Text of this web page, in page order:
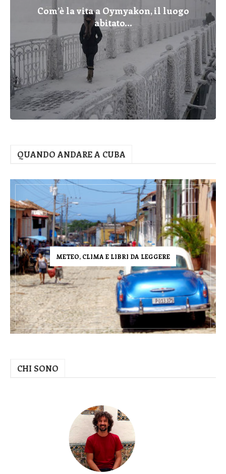
Com’è la vita a Oymyakon, il luogo
abitato...
QUANDO ANDARE A CUBA
METEO, CLIMA E LIBRI DA LEGGERE
CHI SONO